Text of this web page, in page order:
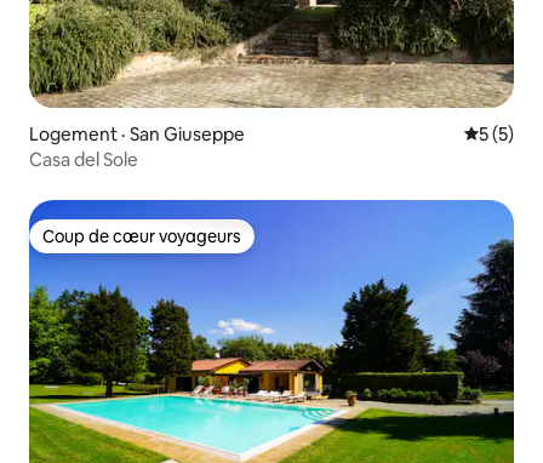
Logement · San Giuseppe Note
5 (5)
Casa del Sole
Coup de cœur voyageurs
Coup de cœur voyageurs